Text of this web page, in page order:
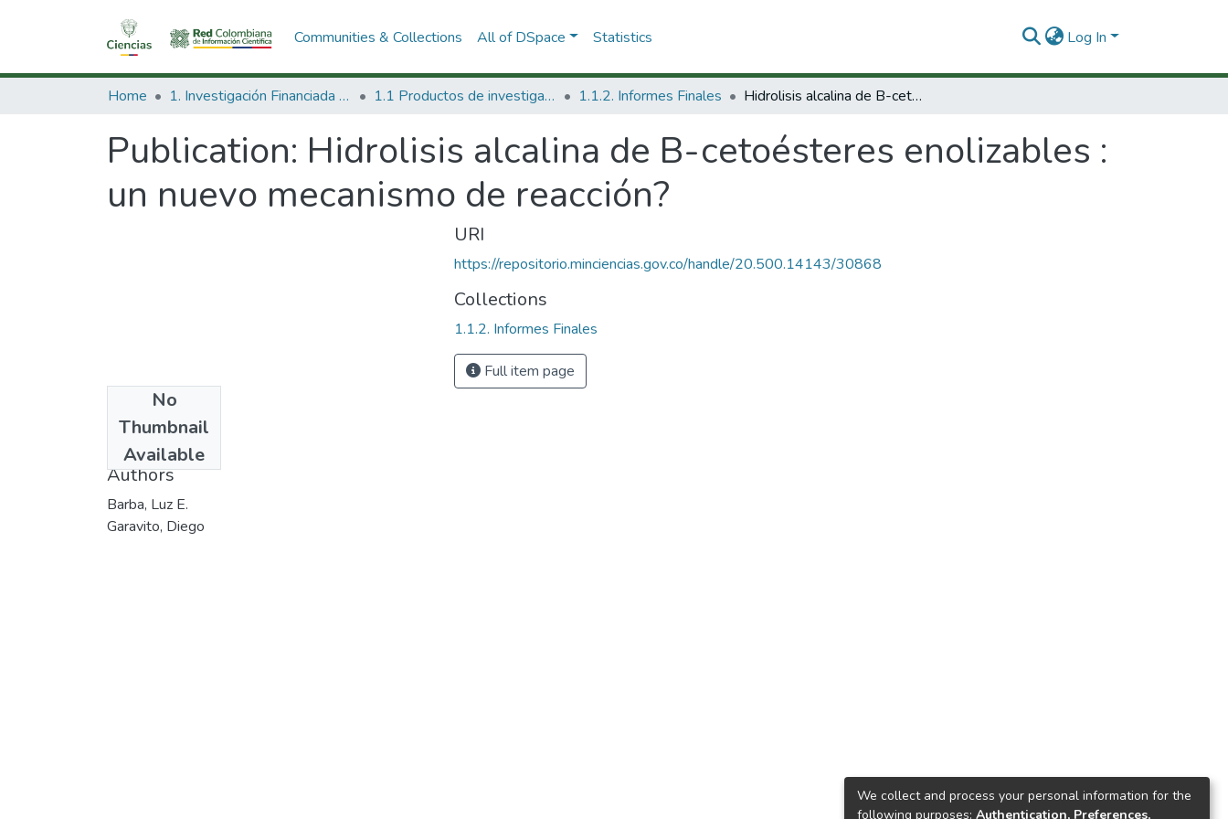
Communities & Collections All of DSpace Statistics Log In
Home 1. Investigación Financiada con Recursos Públicos 1.1 Productos de investigación 1.1.2. Informes Finales Hidrolisis alcalina de B-cetoésteres enolizables : un nuevo mecanismo de reacción?
Publication: Hidrolisis alcalina de B-cetoésteres enolizables :
un nuevo mecanismo de reacción?
No
Thumbnail
Available
1987
Authors
Barba, Luz E.
Garavito, Diego
URI
https://repositorio.minciencias.gov.co/handle/20.500.14143/30868
Collections
1.1.2. Informes Finales
Full item page
We collect and process your personal information for the
following purposes: Authentication, Preferences,